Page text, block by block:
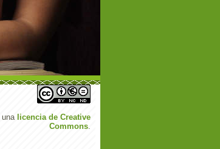
una licencia de Creative
Commons.